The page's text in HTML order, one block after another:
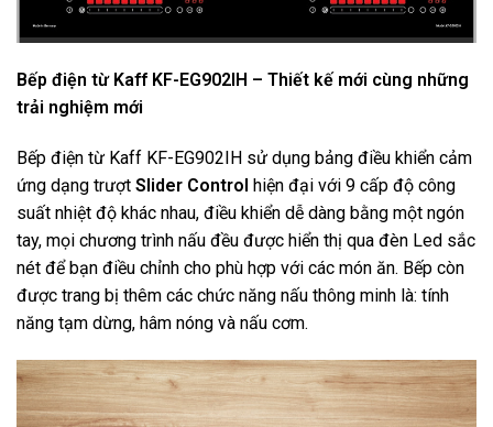
Bếp điện từ Kaff KF-EG902IH – Thiết kế mới cùng những
trải nghiệm mới
Bếp điện từ Kaff KF-EG902IH sử dụng bảng điều khiển cảm
ứng dạng trượt Slider Control hiện đại với 9 cấp độ công
suất nhiệt độ khác nhau, điều khiển dễ dàng bằng một ngón
tay, mọi chương trình nấu đều được hiển thị qua đèn Led sắc
nét để bạn điều chỉnh cho phù hợp với các món ăn. Bếp còn
được trang bị thêm các chức năng nấu thông minh là: tính
năng tạm dừng, hâm nóng và nấu cơm.